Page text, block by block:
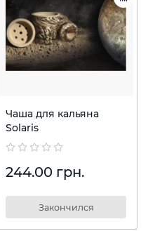
Чаша для кальяна
Solaris
244.00 грн.
Закончился